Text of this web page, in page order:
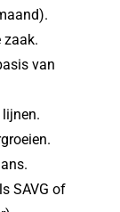
zaak.
van
SAVG of